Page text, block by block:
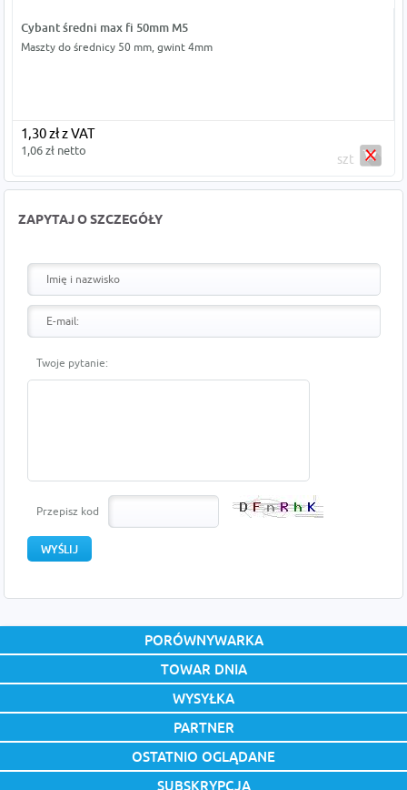
Cybant średni max fi 50mm M5
Maszty do średnicy 50 mm, gwint 4mm
1,30 zł z VAT
1,06 zł netto
szt
ZAPYTAJ O SZCZEGÓŁY
Twoje pytanie:
Przepisz kod
PORÓWNYWARKA
TOWAR DNIA
WYSYŁKA
PARTNER
OSTATNIO OGLĄDANE
SUBSKRYPCJA